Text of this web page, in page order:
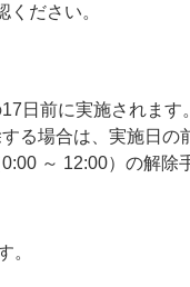
ださい。
日前に実施されます
る場合は、実施日
～ 12:00）の解除
。